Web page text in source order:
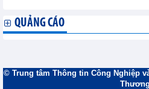
QUẢNG CÁO
© Trung tâm Thông tin Công Nghiệp
Thương